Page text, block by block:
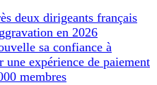
deux dirigeants français
en 2026
sa confiance à
une expérience de paiement
membres